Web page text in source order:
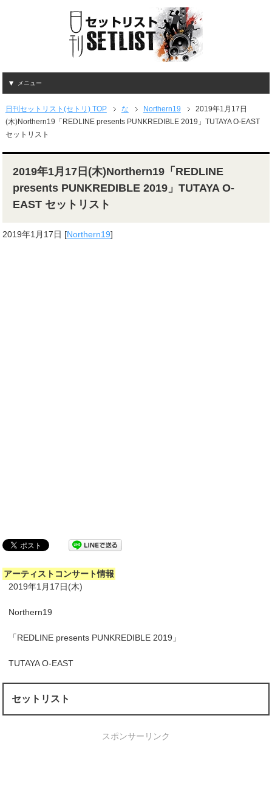
メニュー
日刊セットリスト(セトリ) TOP な Northern19
2019年1月17日
(木)Northern19「REDLINE presents PUNKREDIBLE 2019」TUTAYA O-EAST
セットリスト
2019年1月17日(木)Northern19「REDLINE
presents PUNKREDIBLE 2019」TUTAYA O-
EAST セットリスト
2019年1月17日 [Northern19]
アーティストコンサート情報
2019年1月17日(木)
Northern19
「REDLINE presents PUNKREDIBLE 2019」
TUTAYA O-EAST
セットリスト
スポンサーリンク